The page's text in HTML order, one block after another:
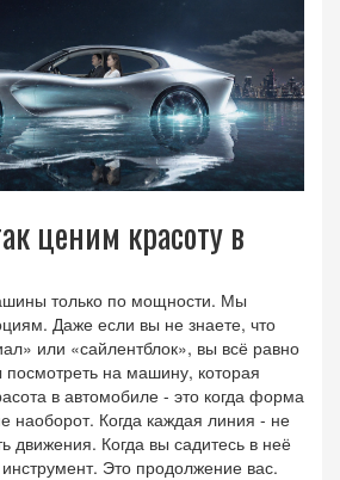
ценим красоту в
только по мощности. Мы
Даже если вы не знаете, что
или «сайлентблок», вы всё равно
посмотреть на машину, которая
в автомобиле - это когда форма
наоборот. Когда каждая линия - не
движения. Когда вы садитесь в неё
инструмент. Это продолжение вас.